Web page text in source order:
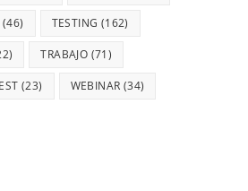
(46) TESTING (162)
TRABAJO (71)
(23) WEBINAR (34)